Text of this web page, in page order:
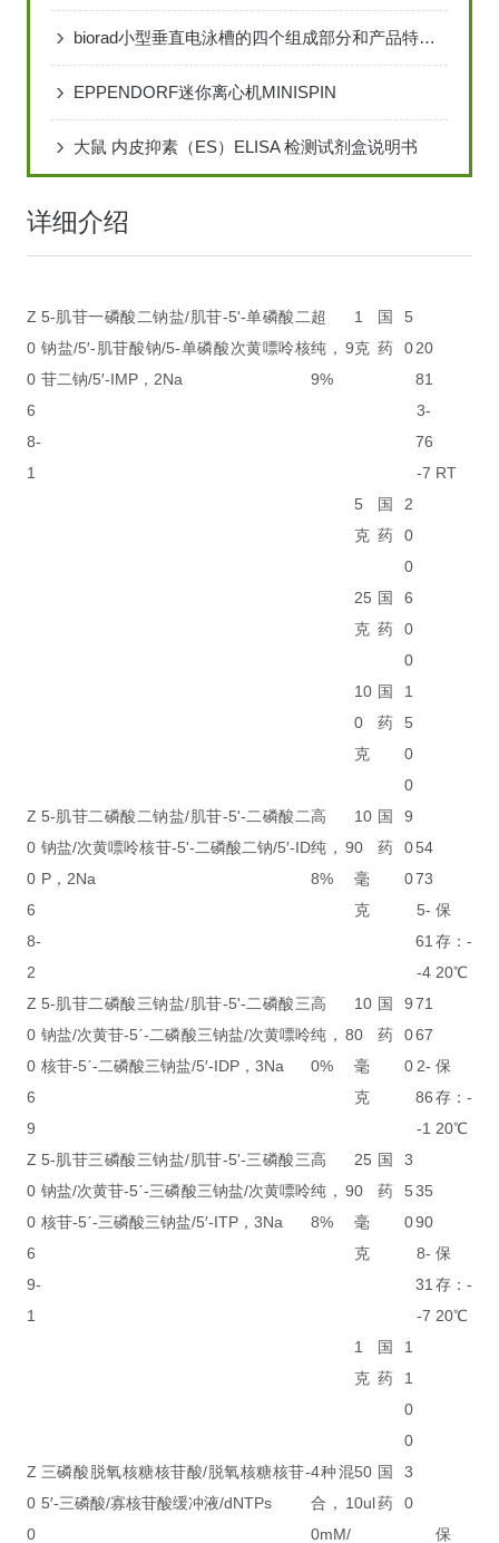
biorad小型垂直电泳槽的四个组成部分和产品特点说明
EPPENDORF迷你离心机MINISPIN
大鼠 内皮抑素（ES）ELISA 检测试剂盒说明书
详细介绍
Z
0
0
6
8-
1
5-肌苷一磷酸二钠盐/肌苷-5'-单磷酸二
钠盐/5′-肌苷酸钠/5-单磷酸次黄嘌呤核
苷二钠/5′-IMP，2Na
超
纯，9
9%
1
克
国
药
5
020
81
3-
76
-7 RT
5
克
国
药
2
0
0
25
克
国
药
6
0
0
10
0
克
国
药
1
5
0
0
Z
0
0
6
8-
2
5-肌苷二磷酸二钠盐/肌苷-5'-二磷酸二
钠盐/次黄嘌呤核苷-5'-二磷酸二钠/5′-ID
P，2Na
高
纯，9
8%
10
0
毫
克
国
药
9
0
0
54
73
5-
61
-4
保
存：-
20℃
Z
0
0
6
9
5-肌苷二磷酸三钠盐/肌苷-5'-二磷酸三
钠盐/次黄苷-5ˊ-二磷酸三钠盐/次黄嘌呤
核苷-5ˊ-二磷酸三钠盐/5′-IDP，3Na
高
纯，8
0%
10
0
毫
克
国
药
9
0
0
71
67
2-
86
-1
保
存：-
20℃
Z
0
0
6
9-
1
5-肌苷三磷酸三钠盐/肌苷-5'-三磷酸三
钠盐/次黄苷-5ˊ-三磷酸三钠盐/次黄嘌呤
核苷-5ˊ-三磷酸三钠盐/5′-ITP，3Na
高
纯，9
8%
25
0
毫
克
国
药
3
5
0
35
90
8-
31
-7
保
存：-
20℃
1
克
国
药
1
1
0
0
Z
0
0
三磷酸脱氧核糖核苷酸/脱氧核糖核苷-
5′-三磷酸/寡核苷酸缓冲液/dNTPs
4种混
合，1
0mM/
50
0ul
国
药
3
0
保